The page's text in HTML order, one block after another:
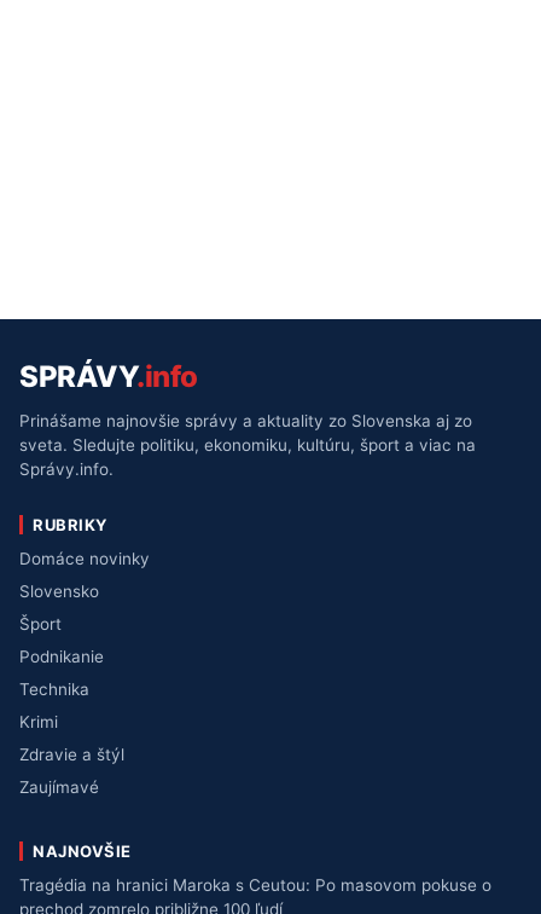
SPRÁVY.info
Prinášame najnovšie správy a aktuality zo Slovenska aj zo
sveta. Sledujte politiku, ekonomiku, kultúru, šport a viac na
Správy.info.
RUBRIKY
Domáce novinky
Slovensko
Šport
Podnikanie
Technika
Krimi
Zdravie a štýl
Zaujímavé
NAJNOVŠIE
Tragédia na hranici Maroka s Ceutou: Po masovom pokuse o
prechod zomrelo približne 100 ľudí